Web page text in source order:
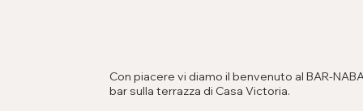
Con piacere vi diamo il benvenuto al BAR-
bar sulla terrazza di Casa Victoria.